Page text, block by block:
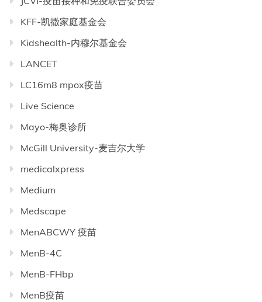
KFF-凯撒家庭基金会
Kidshealth-内穆尔基金会
LANCET
LC16m8 mpox疫苗
Live Science
Mayo-梅奥诊所
McGill University-麦吉尔大学
medicalxpress
Medium
Medscape
MenABCWY 疫苗
MenB-4C
MenB-FHbp
MenB疫苗